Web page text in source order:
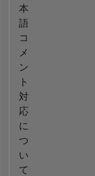
本
語
コ
メ
ン
ト
対
応
に
つ
い
て